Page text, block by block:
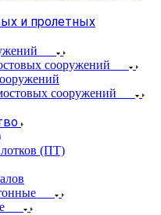
и пролетных
сооружений
сооружений
(ПТ)